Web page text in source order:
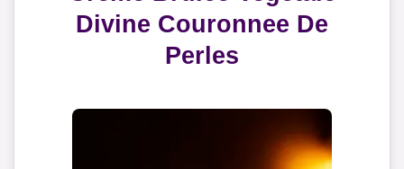
Divine Couronnee De
Perles